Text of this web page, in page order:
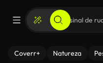
Coverr+ Natureza